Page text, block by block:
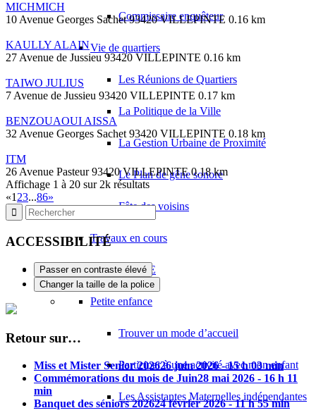
Commissaire enquêteur
Vie de quartiers
Les Réunions de Quartiers
La Politique de la Ville
La Gestion Urbaine de Proximité
Le Plan de gêne sonore
Fête des voisins
Travaux en cours
ENFANCE & JEUNESSE
Petite enfance
Trouver un mode d’accueil
Participer à une activité avec mon enfant
Les Assistantes Maternelles indépendantes
MICHMICH
10 Avenue Georges Sachet 93420 VILLEPINTE 0.16 km
KAULLY ALAIN
27 Avenue de Jussieu 93420 VILLEPINTE 0.16 km
TAIWO JULIUS
7 Avenue de Jussieu 93420 VILLEPINTE 0.17 km
BENZOUAOUI AISSA
32 Avenue Georges Sachet 93420 VILLEPINTE 0.18 km
ITM
26 Avenue Pasteur 93420 VILLEPINTE 0.18 km
Affichage 1 à 20 sur 2k résultats
«1 23...86»
ACCESSIBILITÉ
Passer en contraste élevé
Changer la taille de la police
Retour sur…
Miss et Mister Senior 202626 juin 2026 - 15 h 03 min
Commémorations du mois de Juin28 mai 2026 - 16 h 11
min
Banquet des séniors 202624 février 2026 - 11 h 55 min